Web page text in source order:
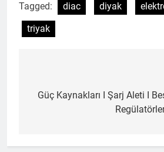
Tagged: diac diyak
triyak
gezinmesi
Güç Kaynakları I Şarj Aleti I